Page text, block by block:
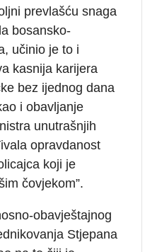
prevlašću snaga
bosansko-
učinio je to i
kasnija karijera
bez ijednog dana
i obavljanje
unutrašnjih
opravdanost
koji je
čovjekom”.
obavještajnog
Stjepana